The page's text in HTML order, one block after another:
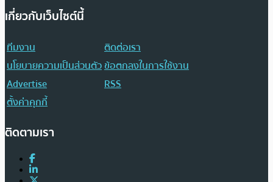
เกี่ยวกับเว็บไซต์นี้
ทีมงาน
ติดต่อเรา
นโยบายความเป็นส่วนตัวข้อตกลงในการใช้งาน
Advertise
RSS
ตั้งค่าคุกกี้
ติดตามเรา